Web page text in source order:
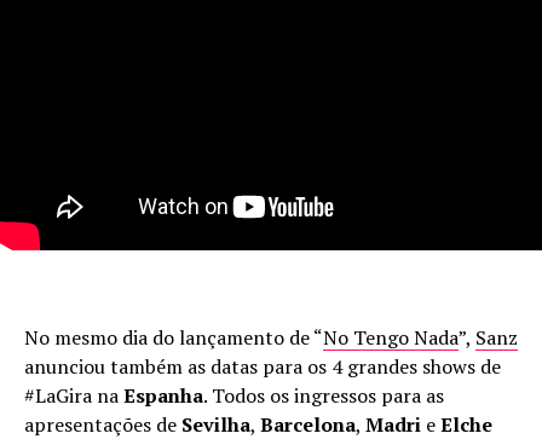
No mesmo dia do lançamento de “No Tengo Nada”, Sanz
anunciou também as datas para os 4 grandes shows de
#LaGira naEspanha. Todos os ingressos para as
apresentações de Sevilha, Barcelona, Madri eElche